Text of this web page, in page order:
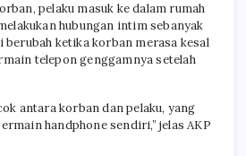
pelaku masuk ke dalam rumah
hubungan intim sebanyak
berubah ketika korban merasa kesal
telepon genggamnya setelah
antara korban dan pelaku, yang
handphone sendiri,” jelas AKP